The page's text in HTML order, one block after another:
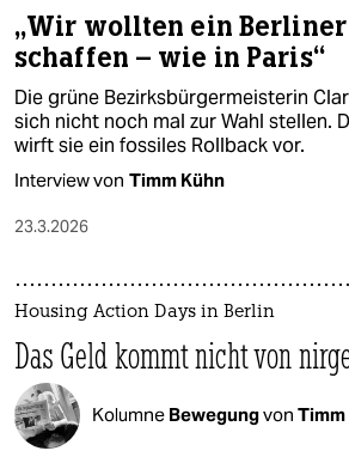
„Wir wollten ein
schaffen – wie in Paris“
Die grüne Bezirksbürgermeisterin
sich nicht noch mal zur Wahl stellen.
wirft sie ein fossiles Rollback vor.
Interview von Timm Kühn
23.3.2026
Housing Action Days in Berlin
Das Geld kommt nicht von
Kolumne Bewegungvon Timm